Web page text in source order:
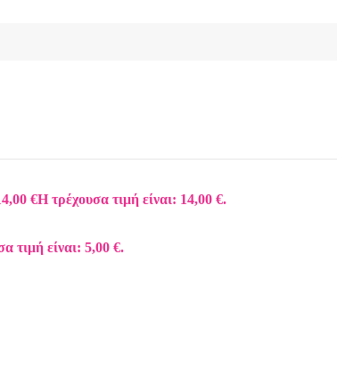
€Η τρέχουσα τιμή είναι: 14,00 €.
τιμή είναι: 5,00 €.